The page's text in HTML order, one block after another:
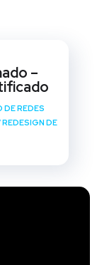
–
DE REDES
REDESIGN DE